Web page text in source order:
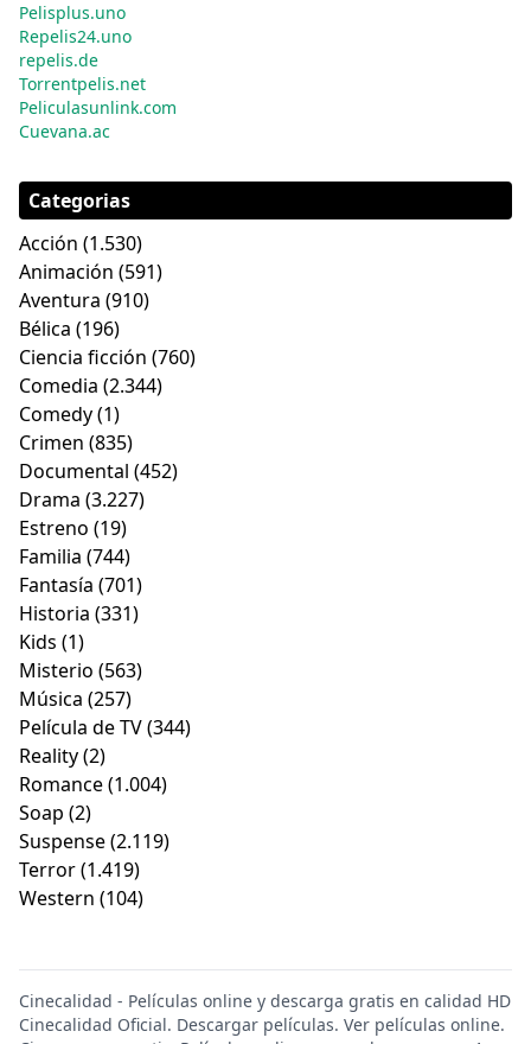
Pelisplus.uno
Repelis24.uno
repelis.de
Torrentpelis.net
Peliculasunlink.com
Cuevana.ac
Categorias
Acción (1.530)
Animación (591)
Aventura (910)
Bélica (196)
Ciencia ficción (760)
Comedia (2.344)
Comedy(1)
Crimen (835)
Documental (452)
Drama (3.227)
Estreno (19)
Familia (744)
Fantasía (701)
Historia (331)
Kids (1)
Misterio (563)
Música (257)
Película de TV(344)
Reality(2)
Romance(1.004)
Soap (2)
Suspense(2.119)
Terror(1.419)
Western (104)
Cinecalidad - Películas online y descarga gratis en calidad HD
Cinecalidad Oficial. Descargar películas. Ver películas online.